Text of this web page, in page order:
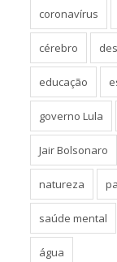
coronavírus
cérebro
educação
governo Lula
Jair Bolsonaro
natureza
saúde mental
água